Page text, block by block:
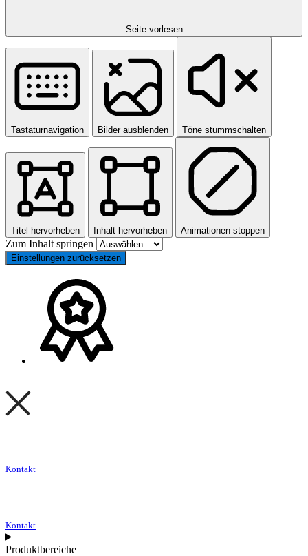
Seite vorlesen
Tastaturnavigation Bilder ausblenden Töne stummschalten
Titel hervorheben Inhalt hervorheben Animationen stoppen
Zum Inhalt springen
Einstellungen zurücksetzen
Kontakt
Kontakt
Produktbereiche